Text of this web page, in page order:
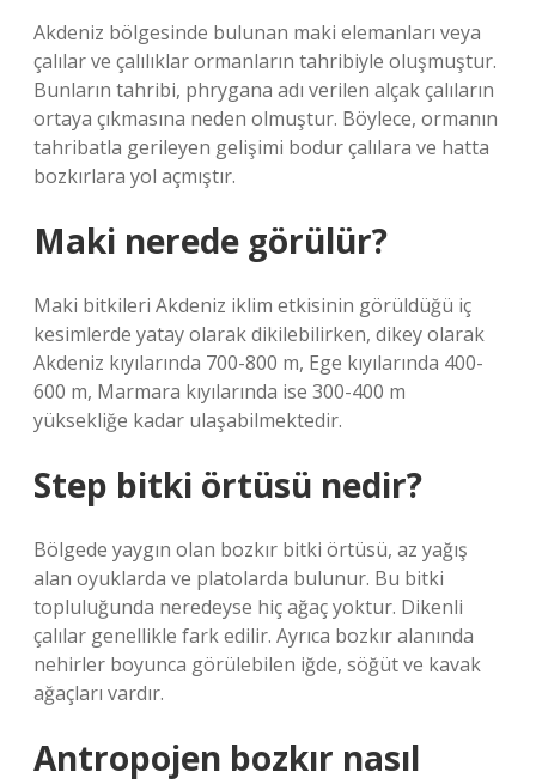
Akdeniz bölgesinde bulunan maki elemanları veya
çalılar ve çalılıklar ormanların tahribiyle oluşmuştur.
Bunların tahribi, phrygana adı verilen alçak çalıların
ortaya çıkmasına neden olmuştur. Böylece, ormanın
tahribatla gerileyen gelişimi bodur çalılara ve hatta
bozkırlara yol açmıştır.
Maki nerede görülür?
Maki bitkileri Akdeniz iklim etkisinin görüldüğü iç
kesimlerde yatay olarak dikilebilirken, dikey olarak
Akdeniz kıyılarında 700-800 m, Ege kıyılarında 400-
600 m, Marmara kıyılarında ise 300-400 m
yüksekliğe kadar ulaşabilmektedir.
Step bitki örtüsü nedir?
Bölgede yaygın olan bozkır bitki örtüsü, az yağış
alan oyuklarda ve platolarda bulunur. Bu bitki
topluluğunda neredeyse hiç ağaç yoktur. Dikenli
çalılar genellikle fark edilir. Ayrıca bozkır alanında
nehirler boyunca görülebilen iğde, söğüt ve kavak
ağaçları vardır.
Antropojen bozkır nasıl